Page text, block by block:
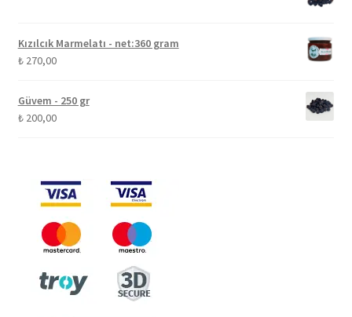
Kızılcık Marmelatı - net:360 gram
₺270,00
Güvem - 250 gr
₺200,00